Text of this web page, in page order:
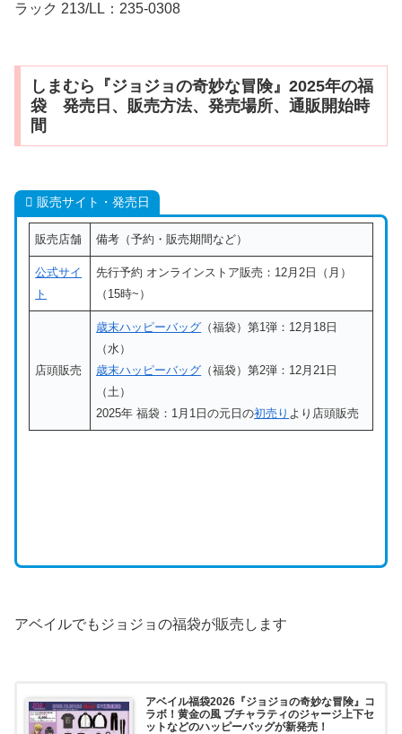
ラック 213/LL：235-0308
しまむら『ジョジョの奇妙な冒険』2025年の福
袋 発売日、販売方法、発売場所、通販開始時
間
販売サイト・発売日
販売店舗 備考（予約・販売期間など）
公式サイ
ト
先行予約 オンラインストア販売：12月2日（月）
（15時~）
店頭販売
歳末ハッピーバッグ （福袋）第1弾：12月18日
（水）
歳末ハッピーバッグ （福袋）第2弾：12月21日
（土）
2025年 福袋：1月1日の元日の初売り より店頭販売
アベイルでもジョジョの福袋が販売します
アベイル福袋2026『ジョジョの奇妙な冒険』コ
ラボ！黄金の風 ブチャラティのジャージ上下セ
ットなどのハッピーバッグが新発売！